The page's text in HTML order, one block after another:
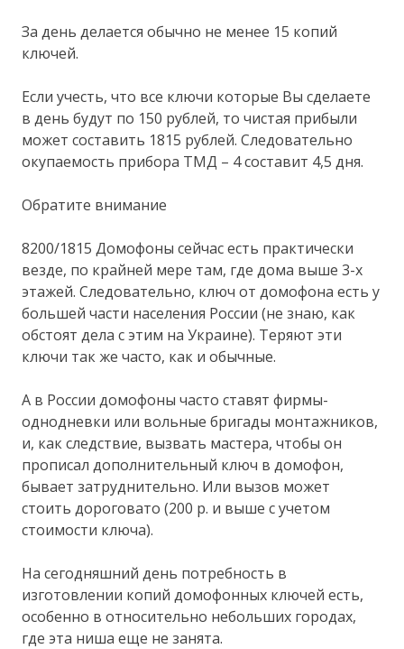
За день делается обычно не менее 15 копий
ключей.
Если учесть, что все ключи которые Вы сделаете
в день будут по 150 рублей, то чистая прибыли
может составить 1815 рублей. Следовательно
окупаемость прибора ТМД – 4 составит 4,5 дня.
Обратите внимание
8200/1815 Домофоны сейчас есть практически
везде, по крайней мере там, где дома выше 3-х
этажей. Следовательно, ключ от домофона есть у
большей части населения России (не знаю, как
обстоят дела с этим на Украине). Теряют эти
ключи так же часто, как и обычные.
А в России домофоны часто ставят фирмы-
однодневки или вольные бригады монтажников,
и, как следствие, вызвать мастера, чтобы он
прописал дополнительный ключ в домофон,
бывает затруднительно. Или вызов может
стоить дороговато (200 р. и выше с учетом
стоимости ключа).
На сегодняшний день потребность в
изготовлении копий домофонных ключей есть,
особенно в относительно небольших городах,
где эта ниша еще не занята.